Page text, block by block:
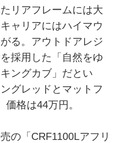
リアフレームには大
ャリアにはハイマウ
る。アウトドアレジ
採用した「自然をゆ
ングカブ」だとい
グレッドとマットフ
格は44万円。
の「CRF1100Lアフリ